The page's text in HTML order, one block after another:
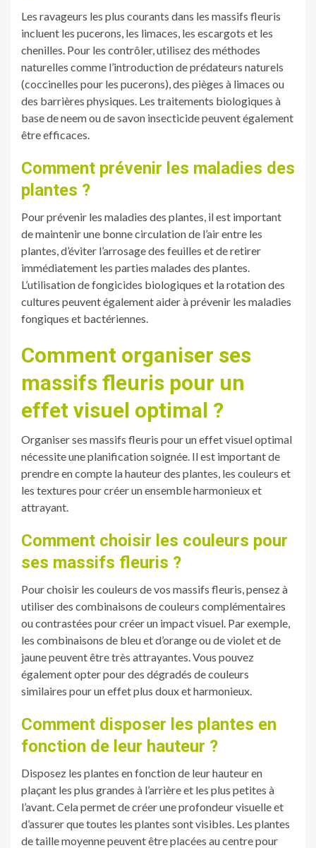
Les ravageurs les plus courants dans les massifs fleuris
incluent les pucerons, les limaces, les escargots et les
chenilles. Pour les contrôler, utilisez des méthodes
naturelles comme l’introduction de prédateurs naturels
(coccinelles pour les pucerons), des pièges à limaces ou
des barrières physiques. Les traitements biologiques à
base de neem ou de savon insecticide peuvent également
être efficaces.
Comment prévenir les maladies des
plantes ?
Pour prévenir les maladies des plantes, il est important
de maintenir une bonne circulation de l’air entre les
plantes, d’éviter l’arrosage des feuilles et de retirer
immédiatement les parties malades des plantes.
L’utilisation de fongicides biologiques et la rotation des
cultures peuvent également aider à prévenir les maladies
fongiques et bactériennes.
Comment organiser ses
massifs fleuris pour un
effet visuel optimal ?
Organiser ses massifs fleuris pour un effet visuel optimal
nécessite une planification soignée. Il est important de
prendre en compte la hauteur des plantes, les couleurs et
les textures pour créer un ensemble harmonieux et
attrayant.
Comment choisir les couleurs pour
ses massifs fleuris ?
Pour choisir les couleurs de vos massifs fleuris, pensez à
utiliser des combinaisons de couleurs complémentaires
ou contrastées pour créer un impact visuel. Par exemple,
les combinaisons de bleu et d’orange ou de violet et de
jaune peuvent être très attrayantes. Vous pouvez
également opter pour des dégradés de couleurs
similaires pour un effet plus doux et harmonieux.
Comment disposer les plantes en
fonction de leur hauteur ?
Disposez les plantes en fonction de leur hauteur en
plaçant les plus grandes à l’arrière et les plus petites à
l’avant. Cela permet de créer une profondeur visuelle et
d’assurer que toutes les plantes sont visibles. Les plantes
de taille moyenne peuvent être placées au centre pour